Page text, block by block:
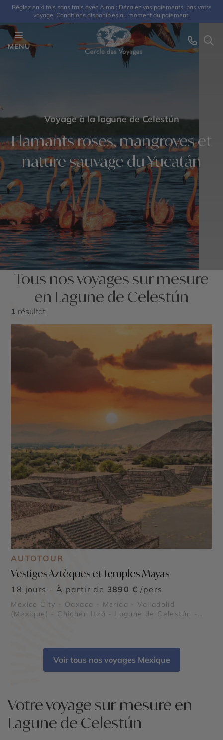
Réglez en 4 fois sans frais avec Alma : Décalez vos paiements, pas votre
voyage. Conditions disponibles au moment du paiement.
MENU
Voyage à la lagune de Celestún
Flamants roses, mangroves et
nature sauvage du Yucatán
Tous nos voyages sur mesure
en Lagune de Celestún
1 résultat
AUTOTOUR
Vestiges Aztèques et temples Mayas
18 jours - À partir de 3890 € /pers
Mexico City - Oaxaca - Merida - Valladolid
(Mexique) - Chichén Itzá - Lagune de Celestún -
Voir tous nos voyages Mexique
Votre voyage sur-mesure en
Lagune de Celestún